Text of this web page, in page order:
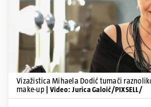
Pokretanje videa...
Vizažistica Mihaela Dodić tumači
make-up
| Video: Jurica Galoić/PIXSELL/